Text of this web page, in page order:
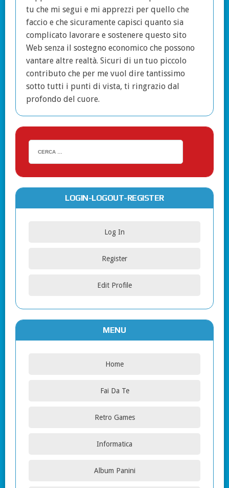
tu che mi segui e mi apprezzi per quello che
faccio e che sicuramente capisci quanto sia
complicato lavorare e sostenere questo sito
Web senza il sostegno economico che possono
vantare altre realtà. Sicuri di un tuo piccolo
contributo che per me vuol dire tantissimo
sotto tutti i punti di vista, ti ringrazio dal
profondo del cuore.
LOGIN-LOGOUT-REGISTER
Log In
Register
Edit Profile
MENU
Home
Fai Da Te
Retro Games
Informatica
Album Panini